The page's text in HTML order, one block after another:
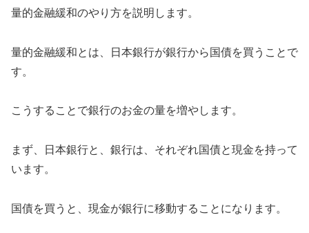
量的金融緩和のやり方を説明します。
量的金融緩和とは、日本銀行が銀行から国債を買うことで
す。
こうすることで銀行のお金の量を増やします。
まず、日本銀行と、銀行は、それぞれ国債と現金を持って
います。
国債を買うと、現金が銀行に移動することになります。